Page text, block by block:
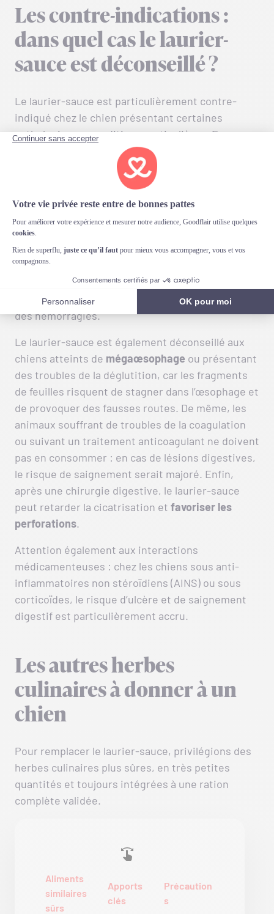
Les contre-indications :
dans quel cas le laurier-
sauce est déconseillé ?
Le laurier-sauce est particulièrement contre-
indiqué chez le chien présentant certaines
pathologies ou conditions particulières. En cas
insuffisance hépatique ou de shunt porto-
, le foie ne parvient pas à métaboliser
correctement les phénylpropanoïdes contenus
dans le laurier, ce qui expose l’animal à un risque
d’accumulation toxique. Les chiens souffrant
d’ulcère gastro-duodénal ou ayant des
antécédents d’érosion digestive doivent
également éviter cette plante : les huiles
essentielles qu’elle contient exercent un effet
irritant sur les muqueuses et peuvent provoquer
des hémorragies.
Le laurier-sauce est également déconseillé aux
chiens atteints de mégaœsophage ou présentant
des troubles de la déglutition, car les fragments
de feuilles risquent de stagner dans l’œsophage et
de provoquer des fausses routes. De même, les
animaux souffrant de troubles de la coagulation
ou suivant un traitement anticoagulant ne doivent
pas en consommer : en cas de lésions digestives,
le risque de saignement serait majoré. Enfin,
après une chirurgie digestive, le laurier-sauce
peut retarder la cicatrisation et favoriser les
perforations.
Attention également aux interactions
médicamenteuses : chez les chiens sous anti-
inflammatoires non stéroïdiens (AINS) ou sous
corticoïdes, le risque d’ulcère et de saignement
digestif est particulièrement accru.
Les autres herbes
culinaires à donner à un
chien
Pour remplacer le laurier-sauce, privilégions des
herbes culinaires plus sûres, en très petites
quantités et toujours intégrées à une ration
complète validée.
Aliments
similaires
sûrs
Apports
clés
Précaution
s